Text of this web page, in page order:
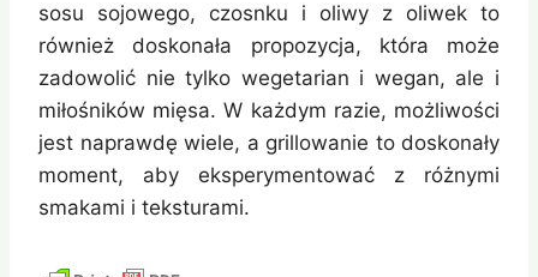
sosu sojowego, czosnku i oliwy z oliwek to
również doskonała propozycja, która może
zadowolić nie tylko wegetarian i wegan, ale i
miłośników mięsa. W każdym razie, możliwości
jest naprawdę wiele, a grillowanie to doskonały
moment, aby eksperymentować z różnymi
smakami i teksturami.